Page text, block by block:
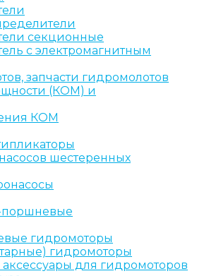
секционные
с электромагнитным
запчасти гидромолотов
(КОМ) и
КОМ
шестеренных
поршневые
гидромоторы
гидромоторы
аксессуары для гидромоторов